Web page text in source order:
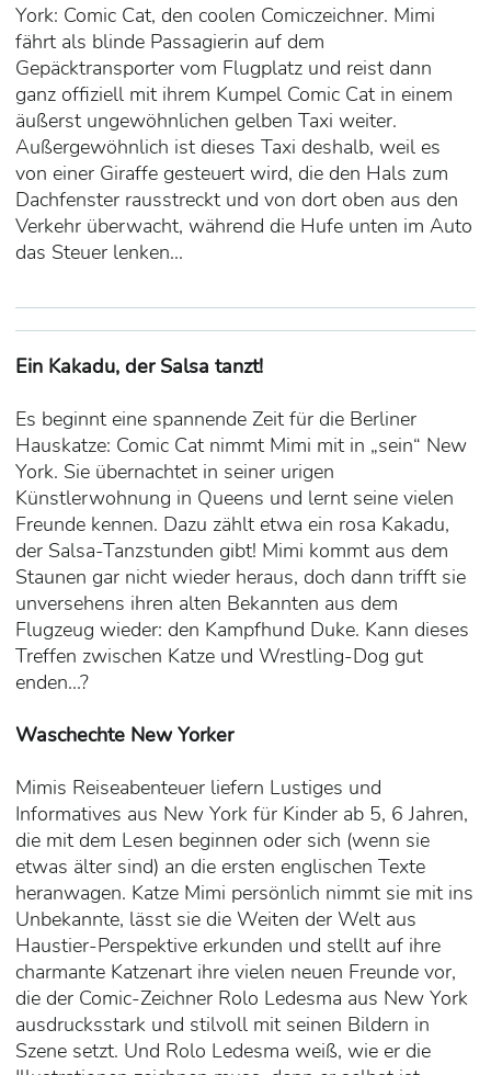
York: Comic Cat, den coolen Comiczeichner. Mimi
fährt als blinde Passagierin auf dem
Gepäcktransporter vom Flugplatz und reist dann
ganz offiziell mit ihrem Kumpel Comic Cat in einem
äußerst ungewöhnlichen gelben Taxi weiter.
Außergewöhnlich ist dieses Taxi deshalb, weil es
von einer Giraffe gesteuert wird, die den Hals zum
Dachfenster rausstreckt und von dort oben aus den
Verkehr überwacht, während die Hufe unten im Auto
das Steuer lenken...
Ein Kakadu, der Salsa tanzt!
Es beginnt eine spannende Zeit für die Berliner
Hauskatze: Comic Cat nimmt Mimi mit in „sein“ New
York. Sie übernachtet in seiner urigen
Künstlerwohnung in Queens und lernt seine vielen
Freunde kennen. Dazu zählt etwa ein rosa Kakadu,
der Salsa-Tanzstunden gibt! Mimi kommt aus dem
Staunen gar nicht wieder heraus, doch dann trifft sie
unversehens ihren alten Bekannten aus dem
Flugzeug wieder: den Kampfhund Duke. Kann dieses
Treffen zwischen Katze und Wrestling-Dog gut
enden...?
Waschechte New Yorker
Mimis Reiseabenteuer liefern Lustiges und
Informatives aus New York für Kinder ab 5, 6 Jahren,
die mit dem Lesen beginnen oder sich (wenn sie
etwas älter sind) an die ersten englischen Texte
heranwagen. Katze Mimi persönlich nimmt sie mit ins
Unbekannte, lässt sie die Weiten der Welt aus
Haustier-Perspektive erkunden und stellt auf ihre
charmante Katzenart ihre vielen neuen Freunde vor,
die der Comic-Zeichner Rolo Ledesma aus New York
ausdrucksstark und stilvoll mit seinen Bildern in
Szene setzt. Und Rolo Ledesma weiß, wie er die